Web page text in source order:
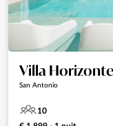
Villa Horizonte
San Antonio
10